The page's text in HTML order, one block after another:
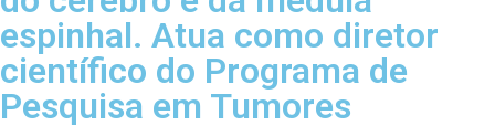
espinhal. Atua como diretor
científico do Programa de
Pesquisa em Tumores